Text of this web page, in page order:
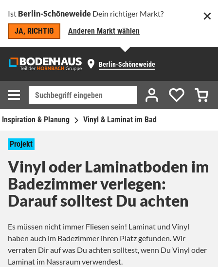
Ist Berlin-Schöneweide Dein richtiger Markt?
JA, RICHTIG
Anderen Markt wählen
Berlin-Schöneweide